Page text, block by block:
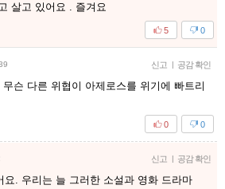
살고 있어요 . 즐겨요
0
5
신고 | 공감 확인
슨 다른 위협이 아제로스를 위기에 빠트리
0
0
신고 | 공감 확인
요. 우리는 늘 그러한 소설과 영화 드라마